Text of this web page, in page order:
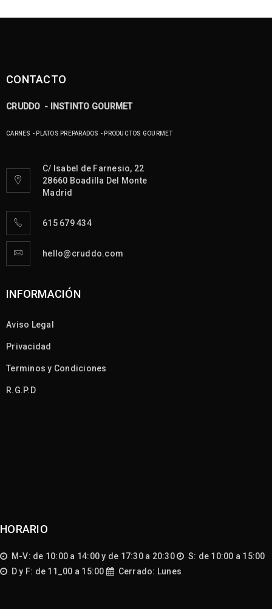
CONTACTO
CRUDDO - INSTINTO GOURMET
CARNES - PLATOS PREPARADOS - PRODUCTOS GOURMET
C/ Isabel de Farnesio, 22
28660 Boadilla Del Monte
Madrid
615 679 434
hello@cruddo.com
INFORMACIÓN
Aviso Legal
Privacidad
Terminos y Condiciones
R.G.P.D
HORARIO
M-V: de 10:00 a 14:00 y de 17:30 a 20:30
S: de 10:00 a 15:00
D y F: de 11_00 a 15:00
Cerrado: Lunes